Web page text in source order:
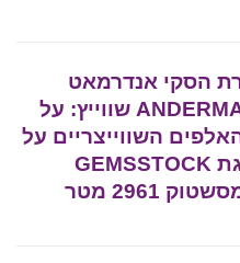
הסקי אנדרמאט
ANDERMATT שווייץ: על
השווייצריים על
פסגת GEMSSTOCK
2961 מטר